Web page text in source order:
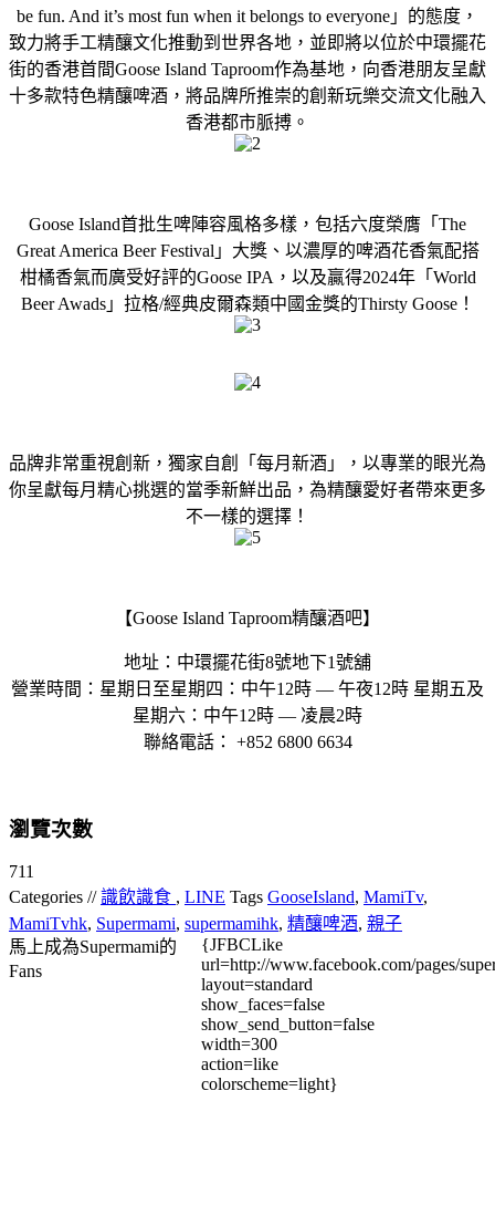
be fun. And it’s most fun when it belongs to everyone」的態度，
致力將手工精釀文化推動到世界各地，並即將以位於中環擺花
街的香港首間Goose Island Taproom作為基地，向香港朋友呈獻
十多款特色精釀啤酒，將品牌所推崇的創新玩樂交流文化融入
香港都市脈搏。
Goose Island首批生啤陣容風格多樣，包括六度榮膺「The
Great America Beer Festival」大獎、以濃厚的啤酒花香氣配搭
柑橘香氣而廣受好評的Goose IPA，以及贏得2024年「World
Beer Awads」拉格/經典皮爾森類中國金獎的Thirsty Goose！
品牌非常重視創新，獨家自創「每月新酒」，以專業的眼光為
你呈獻每月精心挑選的當季新鮮出品，為精釀愛好者帶來更多
不一樣的選擇！
【Goose Island Taproom精釀酒吧】
地址：中環擺花街8號地下1號舖
營業時間：星期日至星期四：中午12時 — 午夜12時 星期五及
星期六：中午12時 — 凌晨2時
聯絡電話： +852 6800 6634
瀏覽次數
711
Categories //識飲識食 , LINE Tags GooseIsland, MamiTv,
MamiTvhk, Supermami, supermamihk, 精釀啤酒, 親子
馬上成為Supermami的
Fans
{JFBCLike
url=http://www.facebook.com/pages/
layout=standard
show_faces=false
show_send_button=false
width=300
action=like
colorscheme=light}